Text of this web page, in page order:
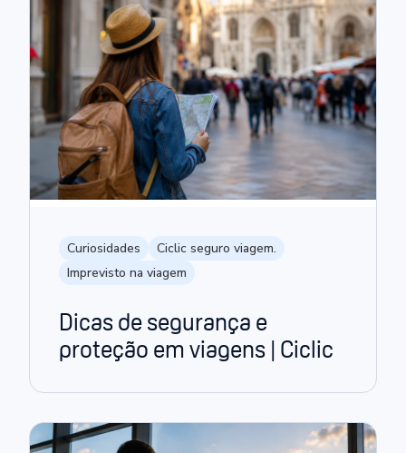
Curiosidades
Ciclic seguro viagem.
Imprevisto na viagem
Dicas de segurança e
proteção em viagens | Ciclic